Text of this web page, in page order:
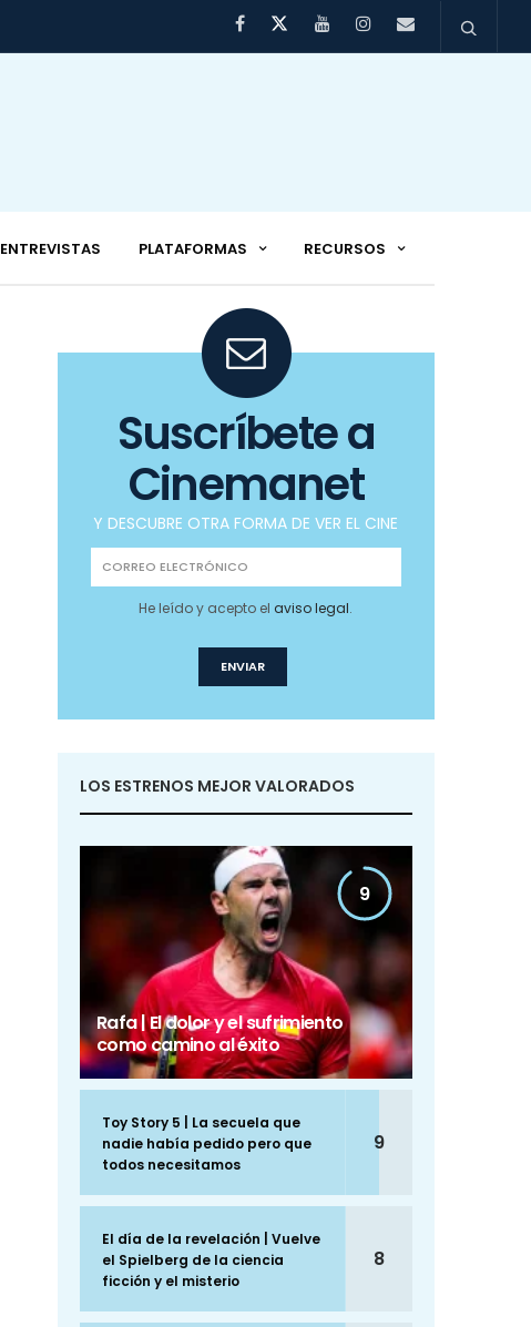
ENTREVISTAS PLATAFORMAS RECURSOS
Suscríbete a
Cinemanet
Y DESCUBRE OTRA FORMA DE VER EL CINE
He leído y acepto elaviso legal.
LOS ESTRENOS MEJOR VALORADOS
9
Rafa | El dolor y el sufrimiento
como camino al éxito
Toy Story 5 | La secuela que
nadie había pedido pero que
todos necesitamos
9
El día de la revelación | Vuelve
el Spielberg de la ciencia
ficción y el misterio
8